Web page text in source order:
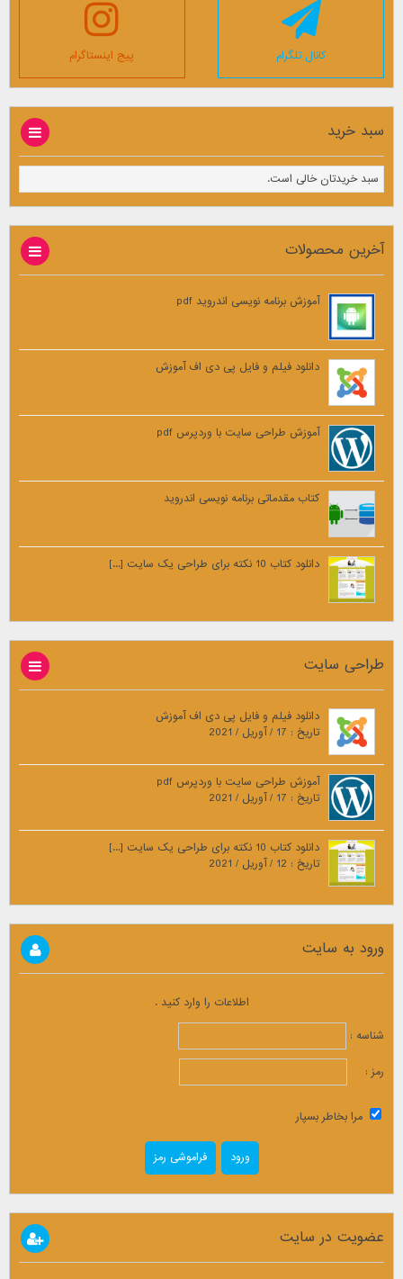
کانال تلگرام پیج اینستاگرام
سبد خرید
سبد خریدتان خالی است.
آخرین محصولات
آموزش برنامه نویسی اندروید pdf
دانلود فیلم و فایل پی دی اف آموزش
آموزش طراحی سایت با وردپرس pdf
کتاب مقدماتی برنامه نویسی اندروید
دانلود کتاب 10 نکته برای طراحی یک سایت [...]
طراحی سایت
دانلود فیلم و فایل پی دی اف آموزش
تاریخ : 17 / آوریل / 2021
آموزش طراحی سایت با وردپرس pdf
تاریخ : 17 / آوریل / 2021
دانلود کتاب 10 نکته برای طراحی یک سایت [...]
تاریخ : 12 / آوریل / 2021
ورود به سایت
اطلاعات را وارد کنید .
شناسه :
رمز :
مرا بخاطر بسپار
فراموشی رمز
عضویت در سایت